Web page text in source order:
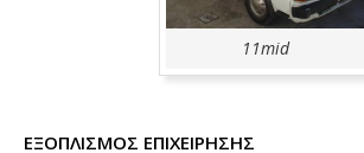
11mid
ΕΞΟΠΛΙΣΜΟΣ ΕΠΙΧΕΙΡΗΣΗΣ